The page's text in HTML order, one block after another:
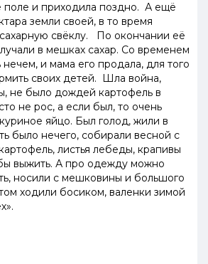
поле и приходила поздно. А ещё
земли своей, в то время
свёклу. По окончании её
в мешках сахар. Со временем
нечем, и мама его продала, для того
своих детей. Шла война,
не было дождей картофель в
не рос, а если был, то очень
яйцо. Был голод, жили в
было нечего, собирали весной с
листья лебеды, крапивы
выжить. А про одежду можно
носили с мешковины и большого
ходили босиком, валенки зимой